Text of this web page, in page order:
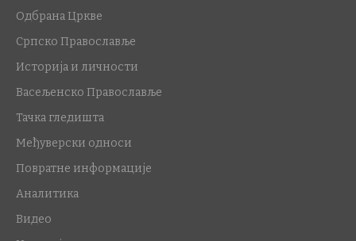
Одбрана Цркве
Српско Православље
Историја и личности
Васељенско Православље
Тачка гледишта
Међуверски односи
Повратне информације
Аналитика
Видео